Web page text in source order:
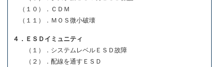
（１０）．ＣＤＭ
（１１）．ＭＯＳ微小破壊
４．ＥＳＤイミュニティ
（１）．システムレベルＥＳＤ故障
（２）．配線を通すＥＳＤ